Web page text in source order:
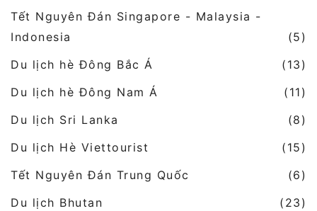
Tết Nguyên Đán Singapore - Malaysia -
Indonesia
(5)
Du lịch hè Đông Bắc Á
(13)
Du lịch hè Đông Nam Á
(11)
Du lịch Sri Lanka
(8)
Du lịch Hè Viettourist
(15)
Tết Nguyên Đán Trung Quốc
(6)
Du lịch Bhutan
(23)